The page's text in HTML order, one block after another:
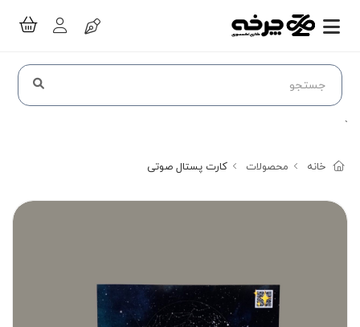
`
خانه محصولات کارت پستال صوتی